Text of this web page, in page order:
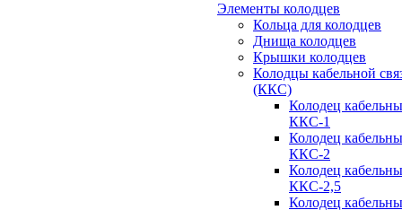
Элементы колодцев
Кольца для колодцев
Днища колодцев
Крышки колодцев
Колодцы кабельной
(ККС)
Колодец
ККС-1
Колодец
ККС-2
Колодец
ККС-2,5
Колодец